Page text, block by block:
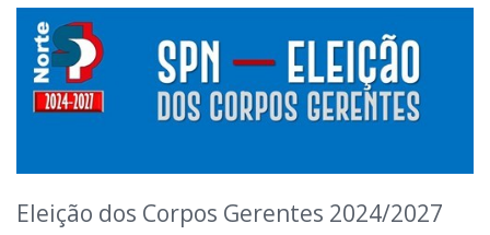
Eleição dos Corpos Gerentes 2024/2027